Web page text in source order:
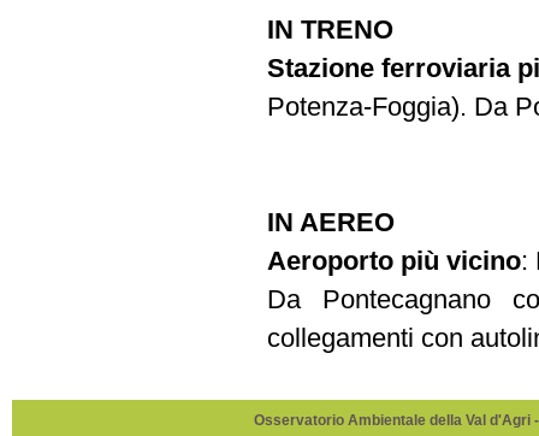
IN TRENO
Stazione ferroviaria
Potenza-Foggia). Da
IN AEREO
Aeroporto più vicino:
Da Pontecagnano
collegamenti con
Osservatorio Ambientale della Val d'Agri